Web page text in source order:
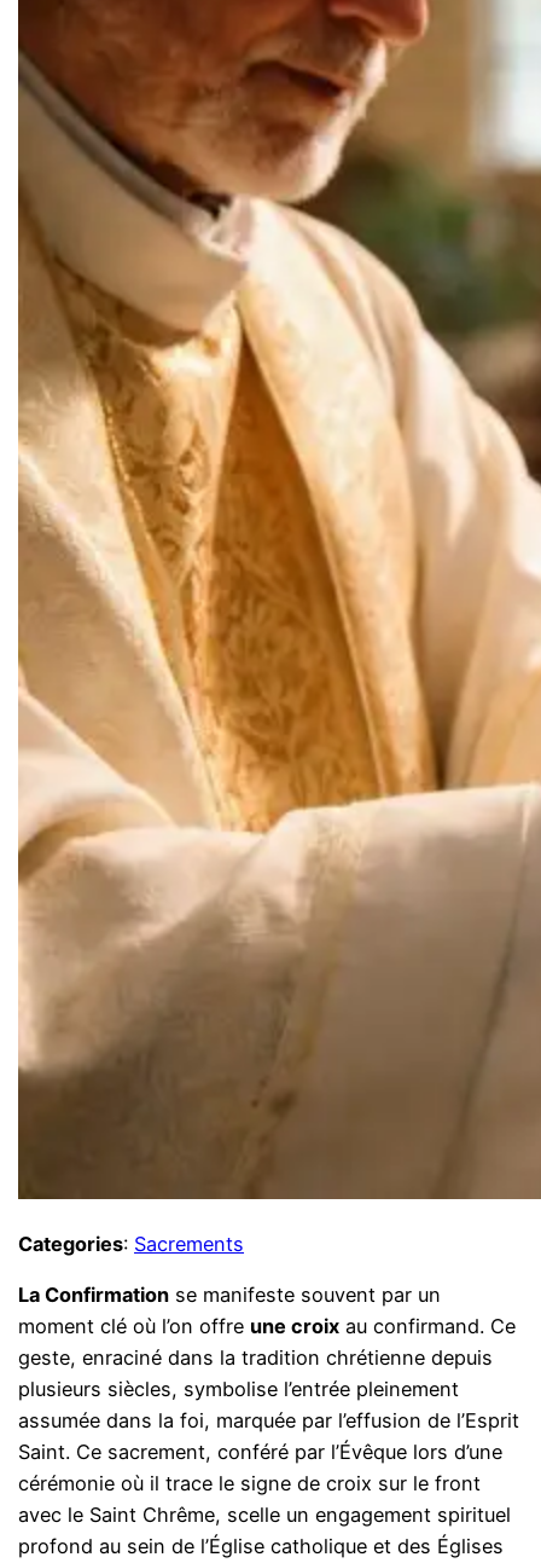
Categories: Sacrements
La Confirmation se manifeste souvent par un
moment clé où l’on offre une croix au confirmand. Ce
geste, enraciné dans la tradition chrétienne depuis
plusieurs siècles, symbolise l’entrée pleinement
assumée dans la foi, marquée par l’effusion de l’Esprit
Saint. Ce sacrement, conféré par l’Évêque lors d’une
cérémonie où il trace le signe de croix sur le front
avec le Saint Chrême, scelle un engagement spirituel
profond au sein de l’Église catholique et des Églises